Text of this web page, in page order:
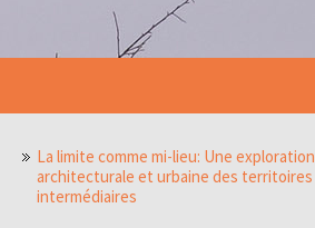
La limite comme mi-lieu: Une exploration
architecturale et urbaine des territoires
intermédiaires